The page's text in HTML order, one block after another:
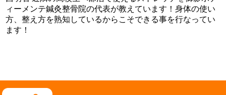
ィーメンテ鍼灸整骨院の代表が教えています！身体の使い
方、整え方を熟知しているからこそできる事を行なってい
ます！